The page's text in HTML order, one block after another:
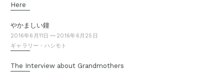
Here
やかましい鐘
2016年6月11日
2016年6月25日
ギャラリー・ハシモト
The Interview about Grandmothers